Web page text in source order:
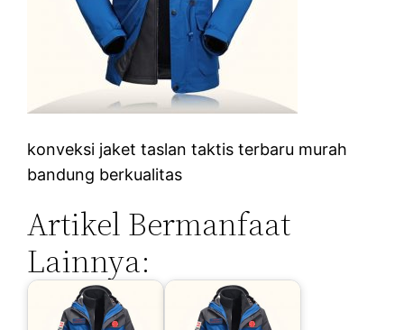
konveksi jaket taslan taktis terbaru murah
bandung berkualitas
Artikel Bermanfaat
Lainnya: